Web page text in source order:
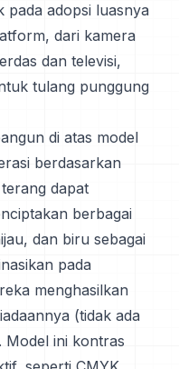
pada adopsi luasnya
dari kamera
dan televisi,
tulang punggung
di atas model
berdasarkan
dapat
berbagai
dan biru sebagai
pada
menghasilkan
(tidak ada
Model ini kontras